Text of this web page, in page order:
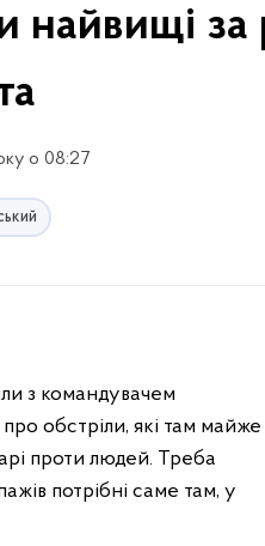
найвищі
о 08:27
з командувачем
обстріли, які там майже
проти людей. Треба
потрібні саме там, у